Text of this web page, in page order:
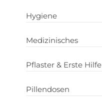
Hygiene
Medizinisches
Pflaster & Erste Hilfe
Pillendosen